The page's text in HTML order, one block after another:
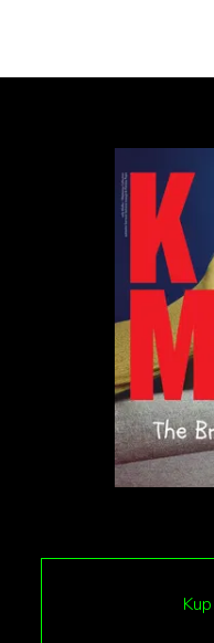
Skutki i zagrożenia
Eksperci alarmują,
niebezpieczny trend,
zaburzeń
podkreślają, że
szkodliwe dla
prowadzić do